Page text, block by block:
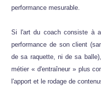
performance mesurable.
Si l'art du coach consiste à
performance de son client
de sa raquette, ni de sa
métier « d'entraîneur » plus
l'apport et le rodage de